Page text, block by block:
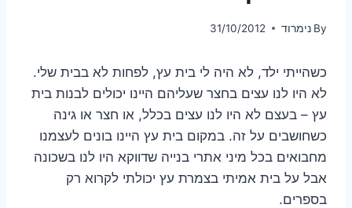
By נימרוד 31/10/2012
כשהייתי ילד, לא היה לי בית עץ, לפחות לא בבית שלי.
לא היו לנו עצים בחצר שעליהם היינו יכולים לבנות בית
עץ – בעצם לא היו לנו עצים בכלל, או חצר או גינה
כשחושבים על זה. במקום בית עץ היינו בונים לעצמנו
מחבואים בכל מיני אתרי בנייה שדווקא היו לנו בשכונה
אבל על בית אמיתי בצמרת עץ יכולתי לקרוא רק
בספרים.